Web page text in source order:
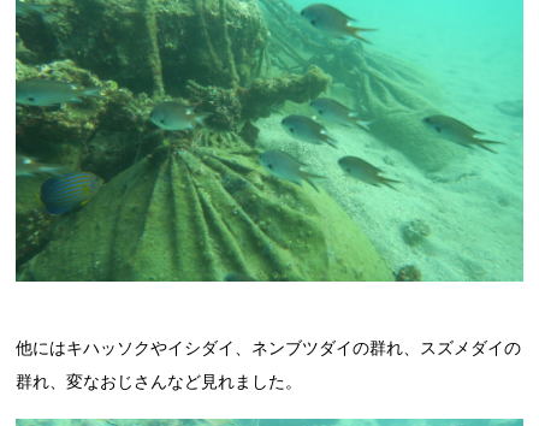
他にはキハッソクやイシダイ、ネンブツダイの群れ、スズメダイの
群れ、変なおじさんなど見れました。